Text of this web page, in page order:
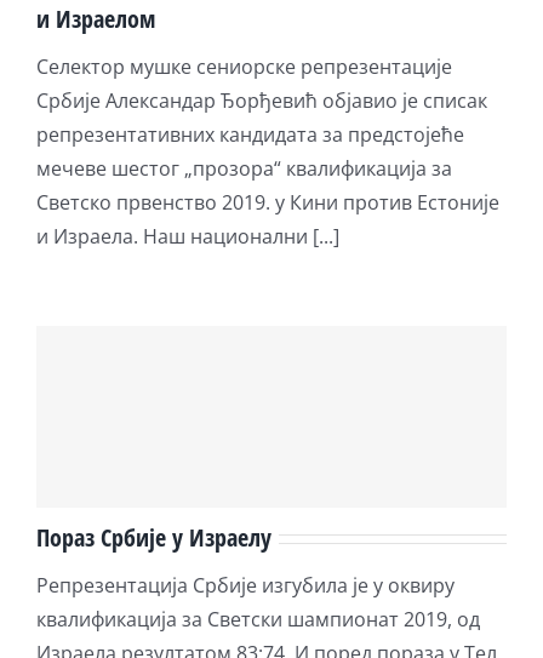
и Израелом
Селектор мушке сениорске репрезентације
Србије Александар Ђорђевић објавио је списак
репрезентативних кандидата за предстојеће
мечеве шестог „прозора“ квалификација за
Светско првенство 2019. у Кини против Естоније
и Израела. Наш национални [...]
Пораз Србије у Израелу
Репрезентација Србије изгубила је у оквиру
квалификација за Светски шампионат 2019, од